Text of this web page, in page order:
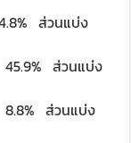
ส่วนแบ่ง
ส่วนแบ่ง
ส่วนแบ่ง